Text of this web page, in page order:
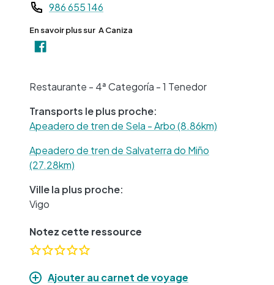
Teléfono
986 655 146
En savoir plus sur A Caniza
Restaurante - 4ª Categoría - 1 Tenedor
Transports le plus proche:
Apeadero de tren de Sela - Arbo (8.86km)
Apeadero de tren de Salvaterra do Miño
(27.28km)
Ville la plus proche:
Vigo
Notez cette ressource
Ajouter au carnet de voyage